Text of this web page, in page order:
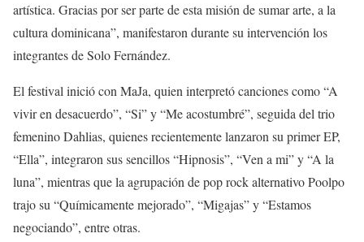
artística. Gracias por ser parte de esta misión de sumar arte, a la
cultura dominicana”, manifestaron durante su intervención los
integrantes de Solo Fernández.
El festival inició con MaJa, quien interpretó canciones como “A
vivir en desacuerdo”, “Si” y “Me acostumbré”, seguida del trio
femenino Dahlias, quienes recientemente lanzaron su primer EP,
“Ella”, integraron sus sencillos “Hipnosis”, “Ven a mi” y “A la
luna”, mientras que la agrupación de pop rock alternativo Poolpo
trajo su “Químicamente mejorado”, “Migajas” y “Estamos
negociando”, entre otras.